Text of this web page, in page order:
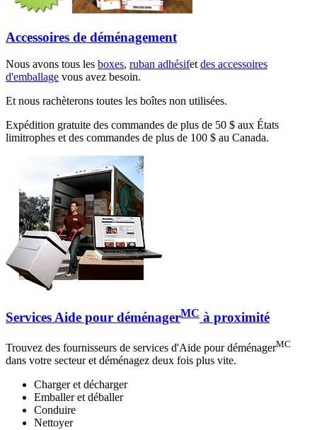
Accessoires de déménagement
Nous avons tous les boxes, ruban adhésifetdes accessoires
d'emballage vous avez besoin.
Et nous rachèterons toutes les boîtes non utilisées.
Expédition gratuite des commandes de plus de 50 $ aux États
limitrophes et des commandes de plus de 100 $ au Canada.
Services Aide pour déménagerMC à proximité
Trouvez des fournisseurs de services d'Aide pour déménagerMC
dans votre secteur et déménagez deux fois plus vite.
Charger et décharger
Emballer et déballer
Conduire
Nettoyer